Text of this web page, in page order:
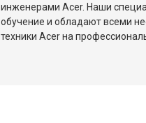
инженерами Acer. Наши
обучение и обладают всеми
техники Acer на